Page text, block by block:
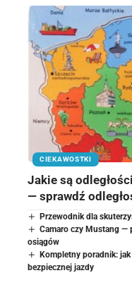
CIEKAWOSTKI
Jakie są
— sprawdź
Przewodnik dla
Camaro czy Mustang —
osiągów
Kompletny poradnik:
bezpiecznej jazdy